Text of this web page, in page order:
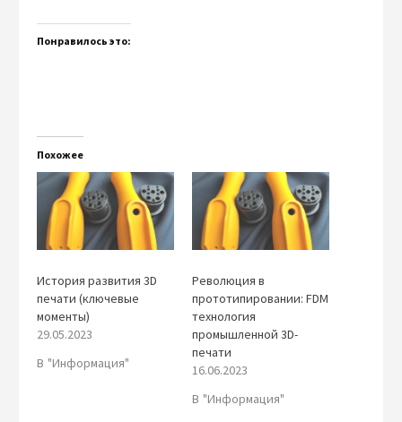
Понравилось это:
Похожее
История развития 3D
печати (ключевые
моменты)
29.05.2023
В "Информация"
Революция в
прототипировании: FDM
технология
промышленной 3D-
печати
16.06.2023
В "Информация"